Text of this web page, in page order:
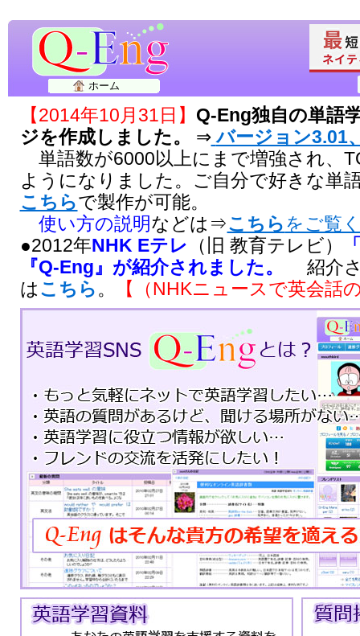
ホーム
【2014年10月31日】 Q-Eng独自の単語
ジを作成しました。
⇒ バージョン3.01
単語数が6000以上にまで増強され、
ようになりました。ご自分で好きな単
こちらで製作が可能。
使い方の説明などは⇒こちらをご覧
●2012年NHK Eテレ （旧 教育テレビ）
『Q-Eng』が紹介されました。
紹介さ
はこちら。 【（NHKニュースで英会話